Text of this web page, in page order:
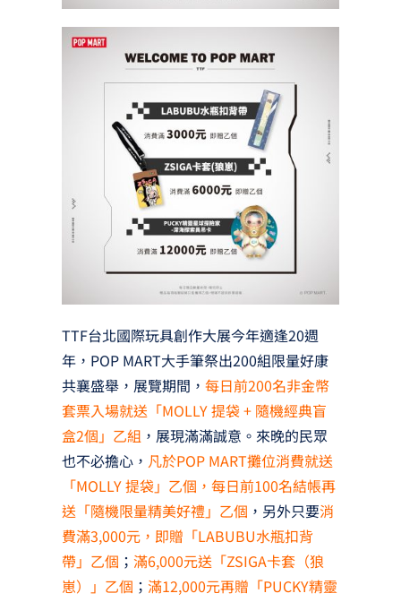
TTF台北國際玩具創作大展今年適逢20週
年，POP MART大手筆祭出200組限量好康
共襄盛舉，展覽期間， 每日前200名非金幣
套票入場就送「MOLLY 提袋 + 隨機經典盲
盒2個」乙組 ，展現滿滿誠意。來晚的民眾
也不必擔心， 凡於POP MART攤位消費就送
「MOLLY 提袋」乙個，每日前100名結帳再
送「隨機限量精美好禮」乙個 ，另外只要消
費滿3,000元，即贈「LABUBU水瓶扣背
帶」乙個 ； 滿6,000元送「ZSIGA卡套（狼
崽）」乙個 ； 滿12,000元再贈「PUCKY精靈